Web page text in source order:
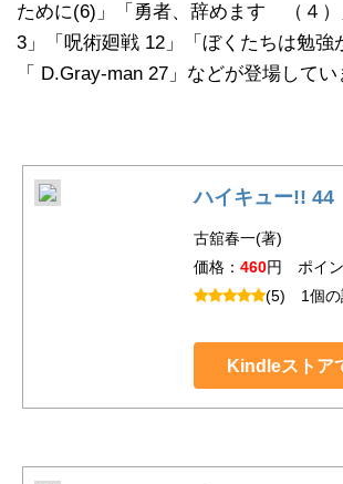
ために(6)」「勇者、辞めます （４
3」「呪術廻戦 12」「ぼくたちは勉強
「 D.Gray-man 27」などが登場してい
ハイキュー!! 44
古舘春一(著)
価格： 460円 ポイン
(5) 1個
Kindleストア